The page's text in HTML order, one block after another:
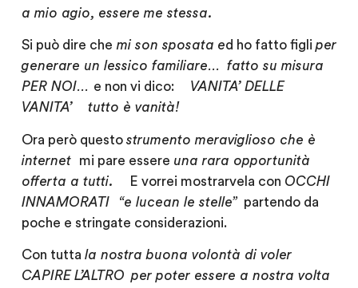
a mio agio, essere me stessa.
Si può dire che mi son sposata ed ho fatto figli per
generare un lessico familiare…
fatto su misura
PER NOI… e non vi dico: VANITA’ DELLE
VANITA’ tutto è vanità!
Ora però questo strumento meraviglioso che è
internet mi pare essere una rara opportunità
offerta a tutti.
E vorrei mostrarvela con OCCHI
INNAMORATI
“e lucean le stelle” partendo da
poche e stringate considerazioni.
Con tutta la nostra buona volontà di voler
CAPIRE L’ALTRO per poter essere a nostra volta